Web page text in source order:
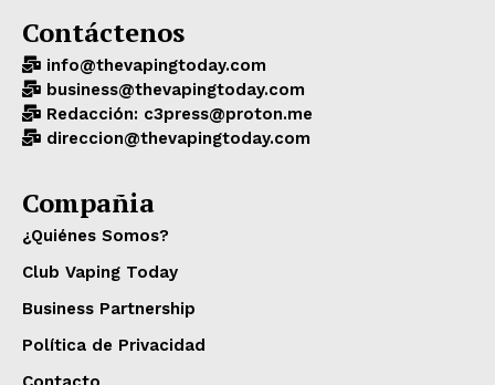
Contáctenos
info@thevapingtoday.com
business@thevapingtoday.com
Redacción: c3press@proton.me
direccion@thevapingtoday.com
Compañia
¿Quiénes Somos?
Club Vaping Today
Business Partnership
Política de Privacidad